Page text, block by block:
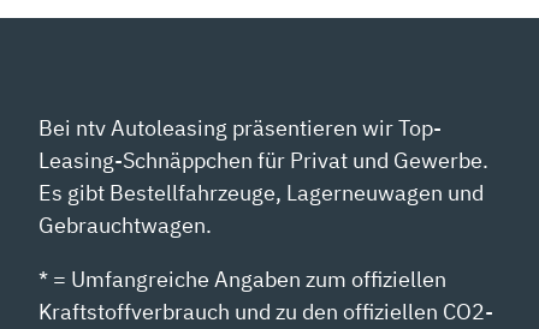
Bei ntv Autoleasing präsentieren wir Top-
Leasing-Schnäppchen für Privat und Gewerbe.
Es gibt Bestellfahrzeuge, Lagerneuwagen und
Gebrauchtwagen.
* = Umfangreiche Angaben zum offiziellen
Kraftstoffverbrauch und zu den offiziellen CO2-